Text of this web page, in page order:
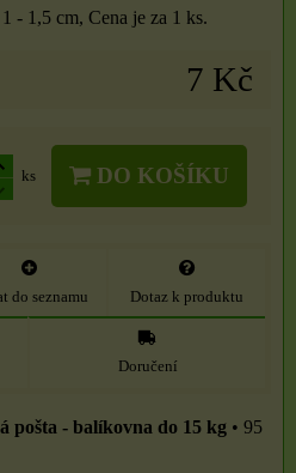
- 1,5 cm, Cena je za 1 ks.
7 Kč
ks DO KOŠÍKU
do seznamu Dotaz k produktu
Doručení
pošta - balíkovna do 15 kg • 95